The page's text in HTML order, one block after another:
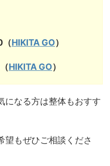
HIKITA GO）
HIKITA GO）
になる方は整体もおすす
望もぜひご相談くださ